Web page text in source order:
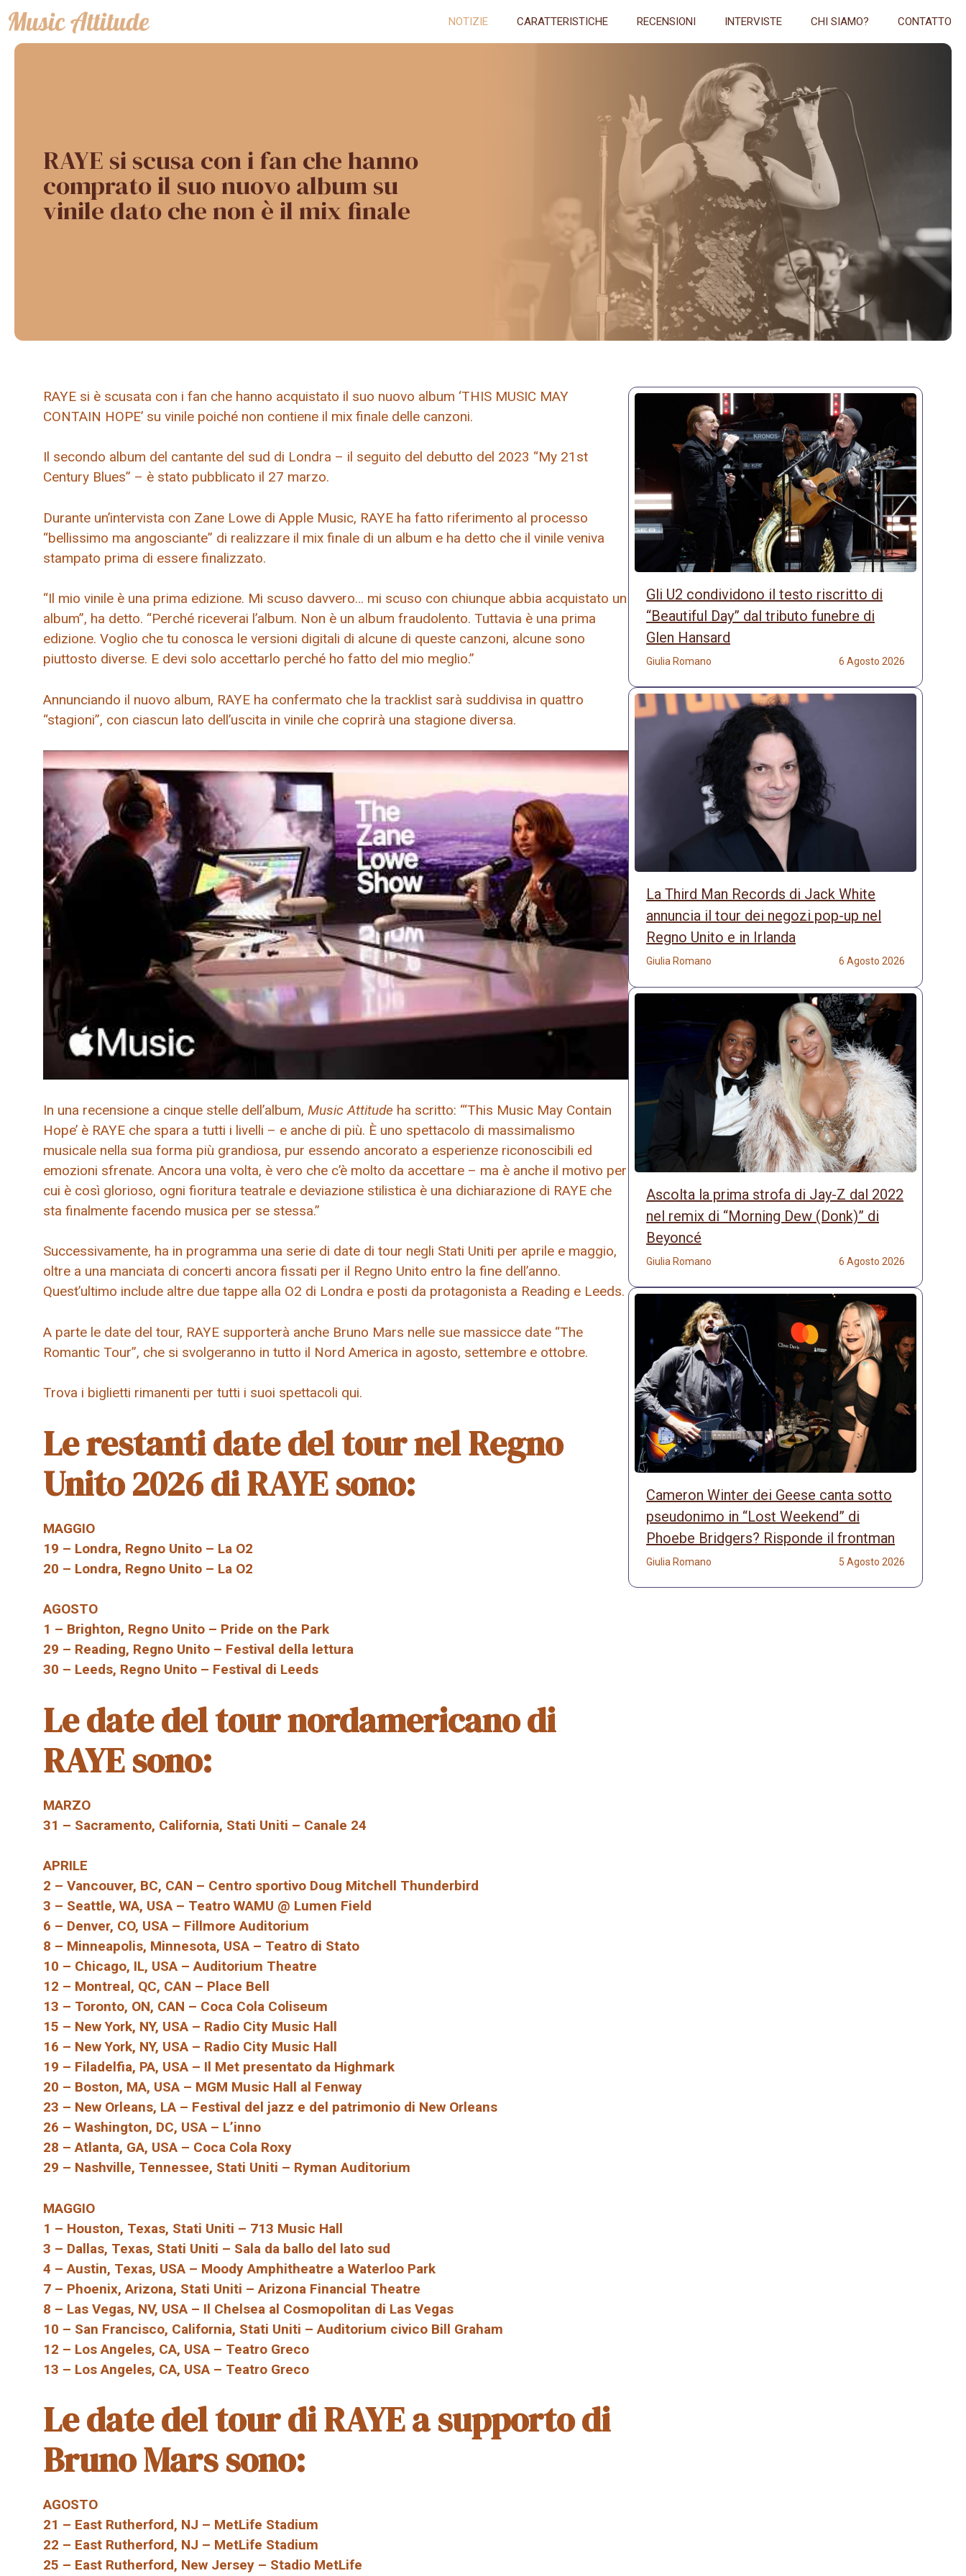
Vai
al
contenuto
NOTIZIE CARATTERISTICHE RECENSIONI INTERVISTE CHI SIAMO? CONTATTO
RAYE si scusa con i fan che hanno
comprato il suo nuovo album su
vinile dato che non è il mix finale
RAYE si è scusata con i fan che hanno acquistato il suo nuovo album ‘THIS MUSIC MAY
CONTAIN HOPE’ su vinile poiché non contiene il mix finale delle canzoni.
Il secondo album del cantante del sud di Londra – il seguito del debutto del 2023 “My 21st
Century Blues” – è stato pubblicato il 27 marzo.
Durante un’intervista con Zane Lowe di Apple Music, RAYE ha fatto riferimento al processo
“bellissimo ma angosciante” di realizzare il mix finale di un album e ha detto che il vinile veniva
stampato prima di essere finalizzato.
“Il mio vinile è una prima edizione. Mi scuso davvero… mi scuso con chiunque abbia acquistato un
album”, ha detto. “Perché riceverai l’album. Non è un album fraudolento. Tuttavia è una prima
edizione. Voglio che tu conosca le versioni digitali di alcune di queste canzoni, alcune sono
piuttosto diverse. E devi solo accettarlo perché ho fatto del mio meglio.”
Annunciando il nuovo album, RAYE ha confermato che la tracklist sarà suddivisa in quattro
“stagioni”, con ciascun lato dell’uscita in vinile che coprirà una stagione diversa.
In una recensione a cinque stelle dell’album, Music Attitude ha scritto: “‘This Music May Contain
Hope’ è RAYE che spara a tutti i livelli – e anche di più. È uno spettacolo di massimalismo
musicale nella sua forma più grandiosa, pur essendo ancorato a esperienze riconoscibili ed
emozioni sfrenate. Ancora una volta, è vero che c’è molto da accettare – ma è anche il motivo per
cui è così glorioso, ogni fioritura teatrale e deviazione stilistica è una dichiarazione di RAYE che
sta finalmente facendo musica per se stessa.”
Successivamente, ha in programma una serie di date di tour negli Stati Uniti per aprile e maggio,
oltre a una manciata di concerti ancora fissati per il Regno Unito entro la fine dell’anno.
Quest’ultimo include altre due tappe alla O2 di Londra e posti da protagonista a Reading e Leeds.
A parte le date del tour, RAYE supporterà anche Bruno Mars nelle sue massicce date “The
Romantic Tour”, che si svolgeranno in tutto il Nord America in agosto, settembre e ottobre.
Trova i biglietti rimanenti per tutti i suoi spettacoli qui.
Le restanti date del tour nel Regno
Unito 2026 di RAYE sono:
MAGGIO
19 – Londra, Regno Unito – La O2
20 – Londra, Regno Unito – La O2
AGOSTO
1 – Brighton, Regno Unito – Pride on the Park
29 – Reading, Regno Unito – Festival della lettura
30 – Leeds, Regno Unito – Festival di Leeds
Le date del tour nordamericano di
RAYE sono:
MARZO
31 – Sacramento, California, Stati Uniti – Canale 24
APRILE
2 – Vancouver, BC, CAN – Centro sportivo Doug Mitchell Thunderbird
3 – Seattle, WA, USA – Teatro WAMU @ Lumen Field
6 – Denver, CO, USA – Fillmore Auditorium
8 – Minneapolis, Minnesota, USA – Teatro di Stato
10 – Chicago, IL, USA – Auditorium Theatre
12 – Montreal, QC, CAN – Place Bell
13 – Toronto, ON, CAN – Coca Cola Coliseum
15 – New York, NY, USA – Radio City Music Hall
16 – New York, NY, USA – Radio City Music Hall
19 – Filadelfia, PA, USA – Il Met presentato da Highmark
20 – Boston, MA, USA – MGM Music Hall al Fenway
23 – New Orleans, LA – Festival del jazz e del patrimonio di New Orleans
26 – Washington, DC, USA – L’inno
28 – Atlanta, GA, USA – Coca Cola Roxy
29 – Nashville, Tennessee, Stati Uniti – Ryman Auditorium
MAGGIO
1 – Houston, Texas, Stati Uniti – 713 Music Hall
3 – Dallas, Texas, Stati Uniti – Sala da ballo del lato sud
4 – Austin, Texas, USA – Moody Amphitheatre a Waterloo Park
7 – Phoenix, Arizona, Stati Uniti – Arizona Financial Theatre
8 – Las Vegas, NV, USA – Il Chelsea al Cosmopolitan di Las Vegas
10 – San Francisco, California, Stati Uniti – Auditorium civico Bill Graham
12 – Los Angeles, CA, USA – Teatro Greco
13 – Los Angeles, CA, USA – Teatro Greco
Le date del tour di RAYE a supporto di
Bruno Mars sono:
AGOSTO
21 – East Rutherford, NJ – MetLife Stadium
22 – East Rutherford, NJ – MetLife Stadium
25 – East Rutherford, New Jersey – Stadio MetLife
Gli U2 condividono il testo riscritto di
“Beautiful Day” dal tributo funebre di
Glen Hansard
Giulia Romano 6 Agosto 2026
La Third Man Records di Jack White
annuncia il tour dei negozi pop-up nel
Regno Unito e in Irlanda
Giulia Romano 6 Agosto 2026
Ascolta la prima strofa di Jay-Z dal 2022
nel remix di “Morning Dew (Donk)” di
Beyoncé
Giulia Romano 6 Agosto 2026
Cameron Winter dei Geese canta sotto
pseudonimo in “Lost Weekend” di
Phoebe Bridgers? Risponde il frontman
Giulia Romano 5 Agosto 2026